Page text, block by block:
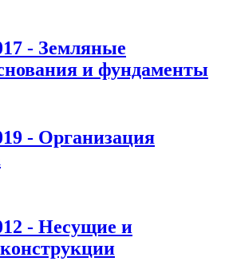
- Земляные
и фундаменты
- Организация
- Несущие и